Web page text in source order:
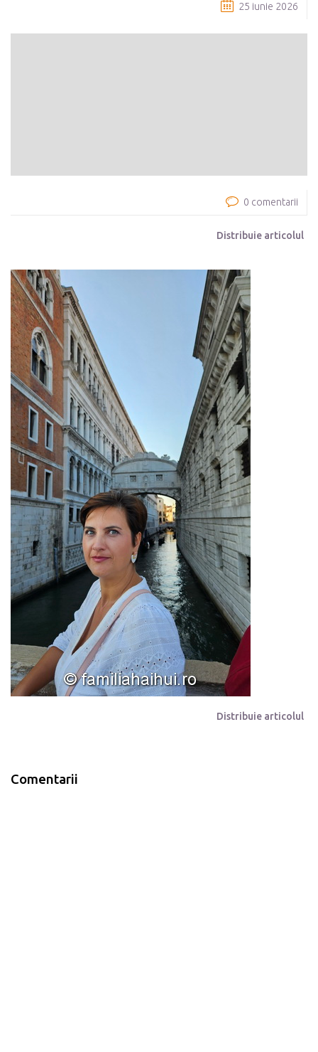
25 iunie 2026
0 comentarii
Distribuie articolul
Distribuie articolul
Comentarii